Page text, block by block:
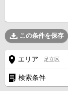
この条件を保存
エリア 足立区
検索条件